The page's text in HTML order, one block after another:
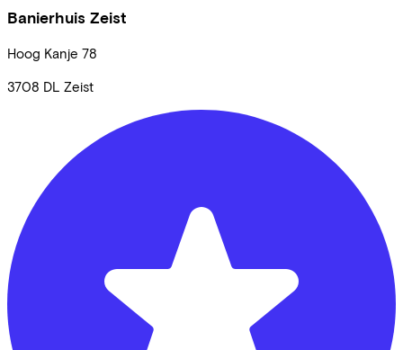
Banierhuis Zeist
Hoog Kanje 78
3708 DL Zeist